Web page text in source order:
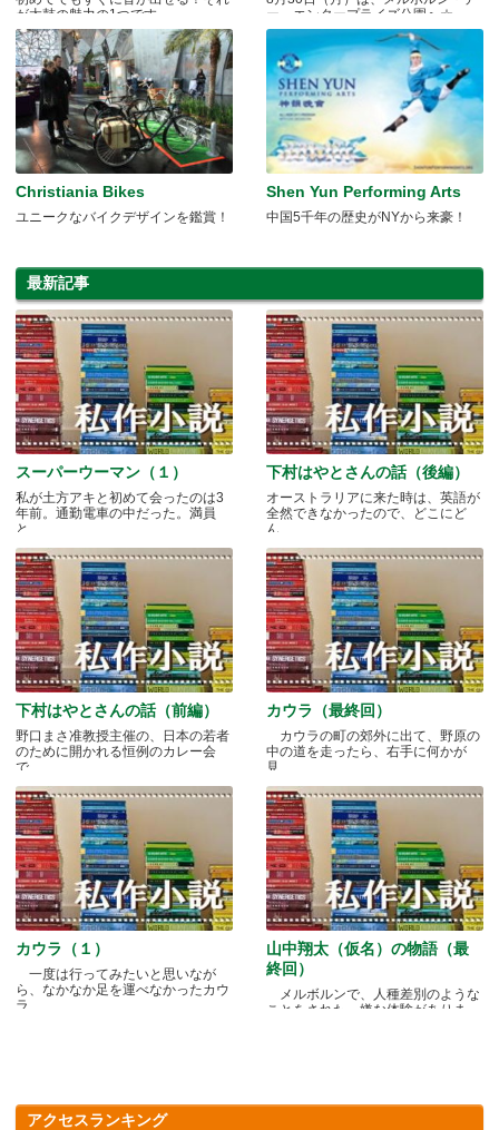
が太鼓の魅力の1つです
ー。エンタープライズ公園へ☆
Christiania Bikes
ユニークなバイクデザインを鑑賞！
Shen Yun Performing Arts
中国5千年の歴史がNYから来豪！
最新記事
スーパーウーマン（１）
私が土方アキと初めて会ったのは3
年前。通勤電車の中だった。満員
と.....
下村はやとさんの話（後編）
オーストラリアに来た時は、英語が
全然できなかったので、どこにど
ん.....
下村はやとさんの話（前編）
野口まさ准教授主催の、日本の若者
のために開かれる恒例のカレー会
で.....
カウラ（最終回）
カウラの町の郊外に出て、野原の
中の道を走ったら、右手に何かが
見.....
カウラ（１）
一度は行ってみたいと思いなが
ら、なかなか足を運べなかったカウ
ラ.....
山中翔太（仮名）の物語（最
終回）
メルボルンで、人種差別のような
ことをされた、嫌な体験がありま
アクセスランキング